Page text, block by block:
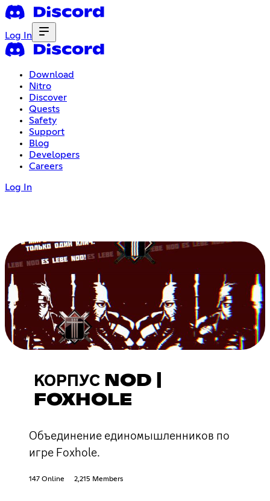
Log In
Download
Nitro
Discover
Quests
Safety
Support
Blog
Developers
Careers
Log In
КОРПУС NOD |
FOXHOLE
Объединение единомышленников по
игре Foxhole.
147 Online 2,215 Members